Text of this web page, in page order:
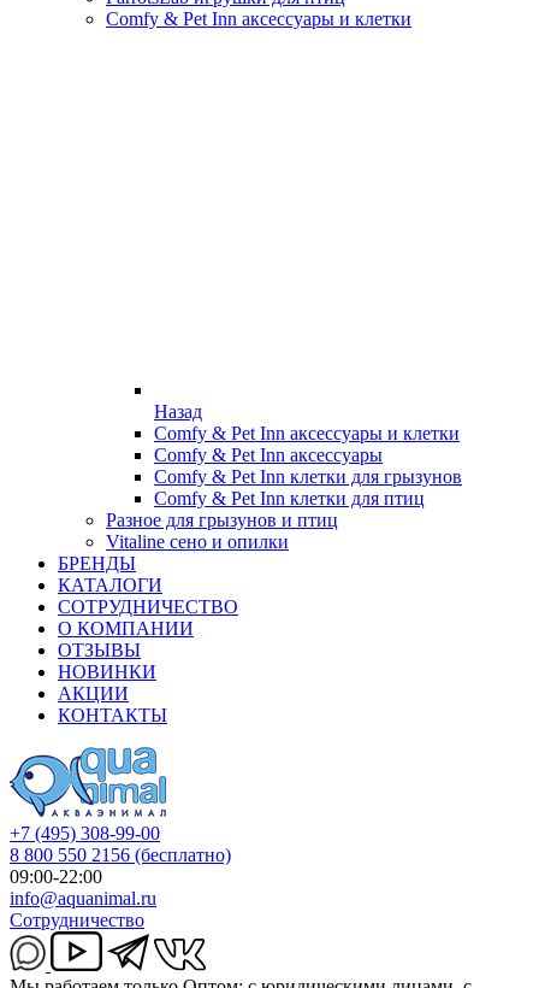
Comfy & Pet Inn аксессуары и клетки
Назад
Comfy & Pet Inn аксессуары и клетки
Comfy & Pet Inn аксессуары
Comfy & Pet Inn клетки для грызунов
Comfy & Pet Inn клетки для птиц
Разное для грызунов и птиц
Vitaline сено и опилки
БРЕНДЫ
КАТАЛОГИ
СОТРУДНИЧЕСТВО
О КОМПАНИИ
ОТЗЫВЫ
НОВИНКИ
АКЦИИ
КОНТАКТЫ
+7 (495) 308-99-00
8 800 550 2156 (бесплатно)
09:00-22:00
info@aquanimal.ru
Сотрудничество